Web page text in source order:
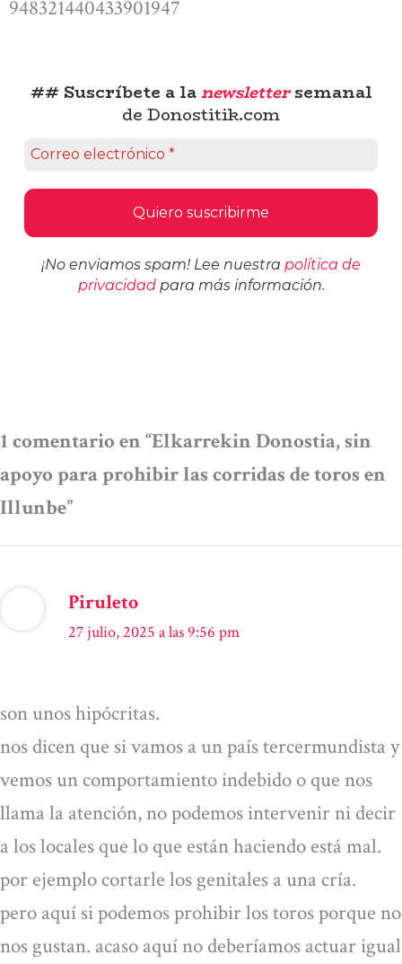
948321440433901947
## Suscríbete a lanewslettersemanal
de Donostitik.com
¡No enviamos spam! Lee nuestra política de
privacidadpara más información.
1 comentario en “Elkarrekin Donostia, sin
apoyo para prohibir las corridas de toros en
Illunbe”
Piruleto
27 julio, 2025 a las 9:56 pm
son unos hipócritas.
nos dicen que si vamos a un país tercermundista y
vemos un comportamiento indebido o que nos
llama la atención, no podemos intervenir ni decir
a los locales que lo que están haciendo está mal.
por ejemplo cortarle los genitales a una cría.
pero aquí si podemos prohibir los toros porque no
nos gustan. acaso aquí no deberíamos actuar igual